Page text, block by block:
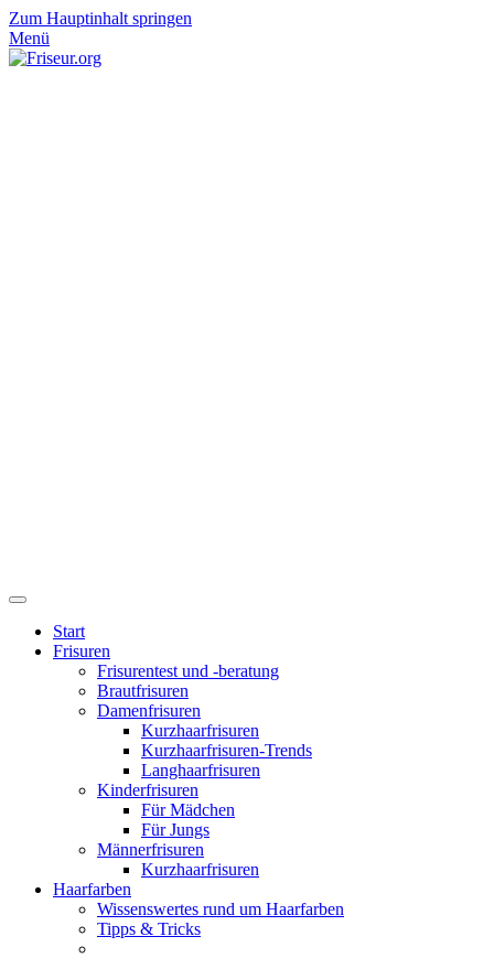
Zum Hauptinhalt springen
Menü
Start
Frisuren
Frisurentest und -beratung
Brautfrisuren
Damenfrisuren
Kurzhaarfrisuren
Kurzhaarfrisuren-Trends
Langhaarfrisuren
Kinderfrisuren
Für Mädchen
Für Jungs
Männerfrisuren
Kurzhaarfrisuren
Haarfarben
Wissenswertes rund um Haarfarben
Tipps & Tricks